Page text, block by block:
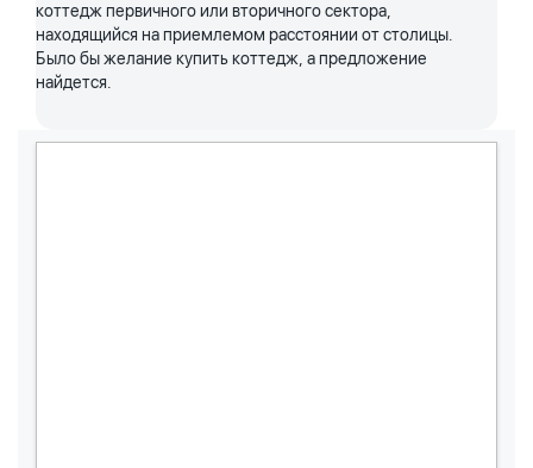
коттедж первичного или вторичного сектора,
находящийся на приемлемом расстоянии от столицы.
Было бы желание купить коттедж, а предложение
найдется.